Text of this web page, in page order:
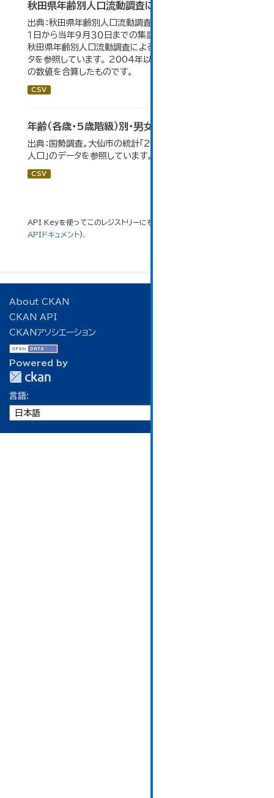
秋田県年齢別人口流動調査による人口動態の推移
出典：秋田県年齢別人口流動調査。 各年ともに、前年１０月
１日から当年９月３０日までの集計。 大仙市の統計「2-10
秋田県年齢別人口流動調査による人口動態の推移」のデー
タを参照しています。 2004年以前の数値は合併前市町村
の数値を合算したものです。
CSV
年齢（各歳・5歳階級）別・男女別人口
出典：国勢調査。大仙市の統計「2-1 年齢（各歳）別・男女別
人口」のデータを参照しています。
CSV
API Keyを使ってこのレジストリーにもアクセス可能です
APIドキュメント).
About CKAN
CKAN API
CKANアソシエーション
Powered by
言語